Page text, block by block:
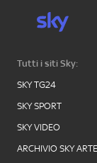
Tutti i siti Sky:
SKY TG24
SKY SPORT
SKY VIDEO
ARCHIVIO SKY ARTE